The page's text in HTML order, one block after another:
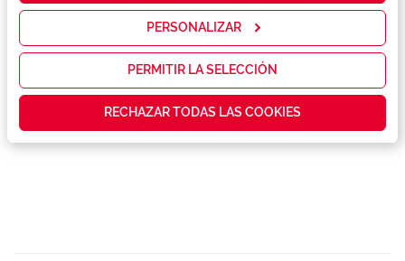
servicios y
las
que realmente
contenidos
personalizados
PERSONALIZAR
PERMITIR LA SELECCIÓN
RECHAZAR TODAS LAS COOKIES
Marca
Garantias e serviços exclusivos